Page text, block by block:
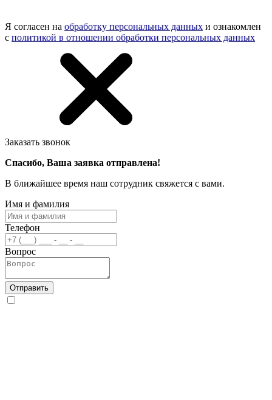
Я согласен на обработку персональных данных и ознакомлен
с политикой в отношении обработки персональных данных
Заказать звонок
Спасибо, Ваша заявка отправлена!
В ближайшее время наш сотрудник свяжется с вами.
Имя и фамилия
Телефон
Вопрос
Отправить